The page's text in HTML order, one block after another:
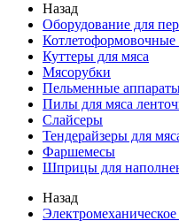
Назад
Оборудование для
Куттеры для мяса
Мясорубки
Пельменные
Пилы для мяса
Слайсеры
Тендерайзеры для
Фаршемесы
Шприцы для
Назад